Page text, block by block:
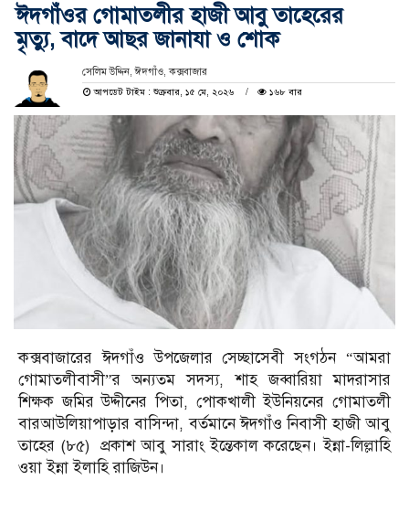
ঈদগাঁওর গোমাতলীর হাজী আবু তাহেরের
মৃত্যু, বাদে আছর জানাযা ও শোক
সেলিম উদ্দিন, ঈদগাঁও, কক্সবাজার
আপডেট টাইম : শুক্রবার, ১৫ মে, ২০২৬
১৬৮ বার
কক্সবাজারের ঈদগাঁও উপজেলার সেচ্ছাসেবী সংগঠন “আমরা
গোমাতলীবাসী”র অন্যতম সদস্য, শাহ জব্বারিয়া মাদরাসার
শিক্ষক জমির উদ্দীনের পিতা, পোকখালী ইউনিয়নের গোমাতলী
বারআউলিয়াপাড়ার বাসিন্দা, বর্তমানে ঈদগাঁও নিবাসী হাজী আবু
তাহের (৮৫) প্রকাশ আবু সারাং ইন্তেকাল করেছেন। ইন্না-লিল্লাহি
ওয়া ইন্না ইলাহি রাজিউন।